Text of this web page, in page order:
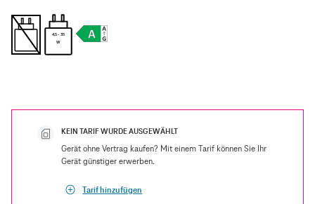
4.5 - 35
W
KEIN TARIF WURDE AUSGEWÄHLT
Gerät ohne Vertrag kaufen? Mit einem Tarif können Sie Ihr
Gerät günstiger erwerben.
Tarif hinzufügen